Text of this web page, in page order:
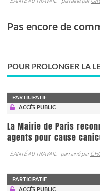
Pas encore de
POUR PROLONGER LA
PARTICIPATIF
ACCÈS PUBLIC
La Mairie de Paris
agents pour cause
SANTÉ AU TRAVAIL parrainé par
PARTICIPATIF
ACCÈS PUBLIC